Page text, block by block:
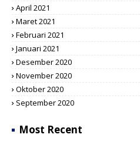
April 2021
Maret 2021
Februari 2021
Januari 2021
Desember 2020
November 2020
Oktober 2020
September 2020
Most Recent